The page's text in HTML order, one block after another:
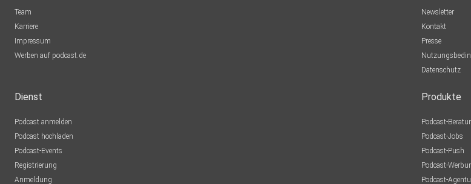
Team
Karriere
Impressum
Werben auf podcast.de
Newsletter
Kontakt
Presse
Datenschutz
Dienst
Podcast anmelden
Podcast hochladen
Podcast-Events
Registrierung
Anmeldung
Produkte
Podcast-
Podcast-Jobs
Podcast-Push
Podcast-
Podcast-